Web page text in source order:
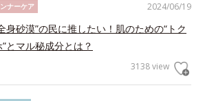
2024/06/19
ナーケア
身砂漠”の民に推したい！肌のための“トク
”とマル秘成分とは？
3138 view